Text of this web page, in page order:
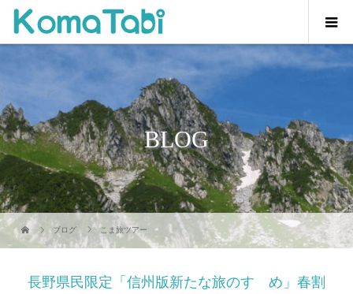
BLOG
ブログ こま旅ツアー
長野県民限定「信州版新たな旅のすゝめ」春割